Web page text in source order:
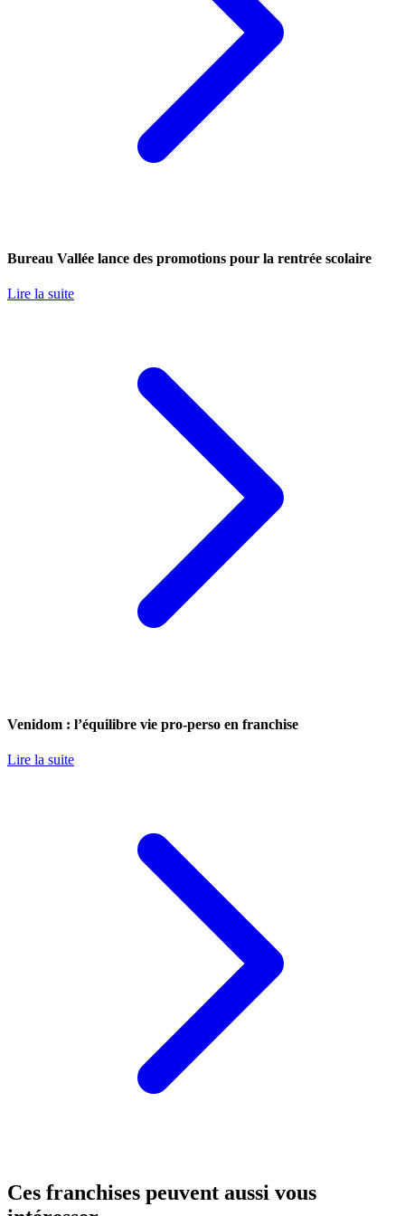
Bureau Vallée lance des promotions pour la rentrée scolaire
Lire la suite
Venidom : l’équilibre vie pro-perso en franchise
Lire la suite
Ces franchises peuvent aussi vous